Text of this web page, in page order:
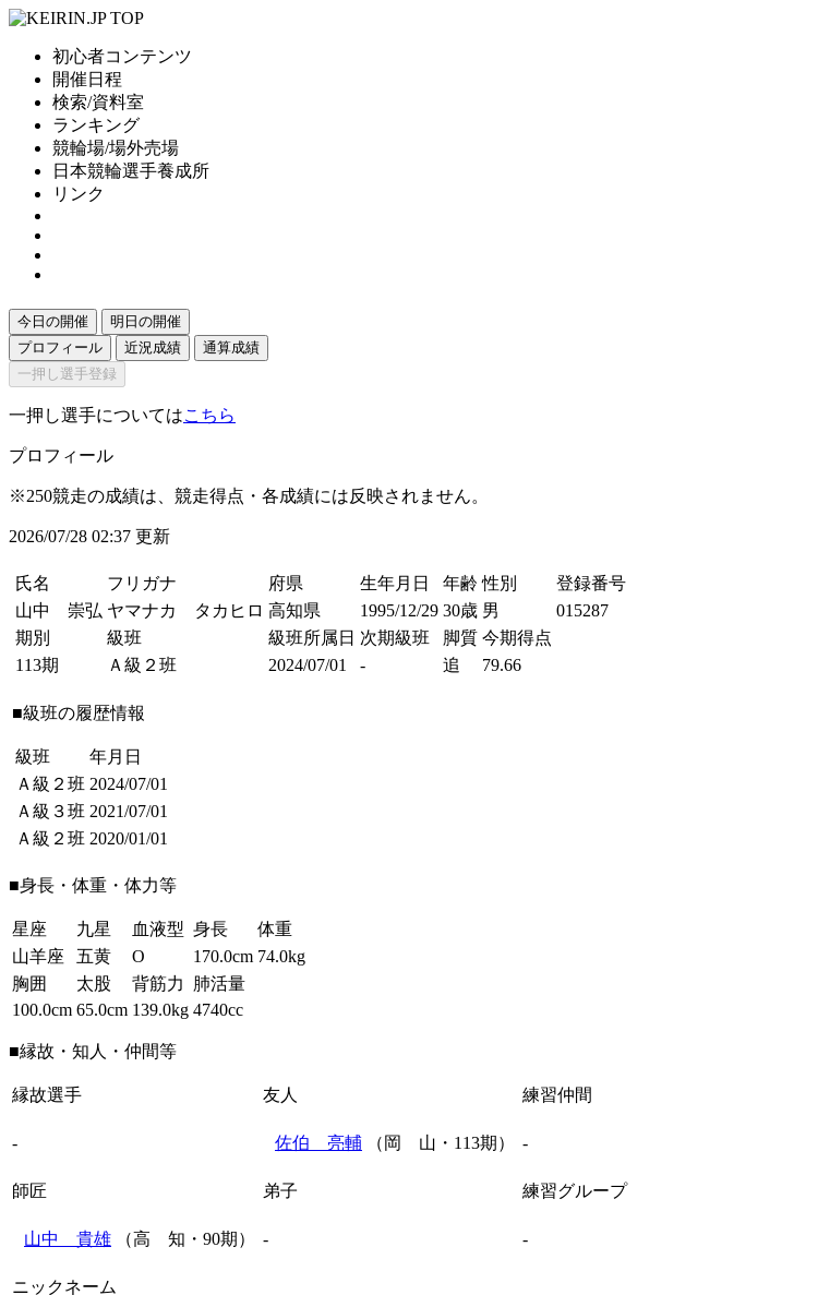
初心者コンテンツ
開催日程
検索/資料室
ランキング
競輪場/場外売場
日本競輪選手養成所
リンク
今日の開催
明日の開催
プロフィール
近況成績
通算成績
一押し選手登録
一押し選手についてはこちら
プロフィール
※250競走の成績は、競走得点・各成績には反映されません。
2026/07/28 02:37 更新
氏名 フリガナ 府県 生年月日 年齢 性別
登録番号
山中 崇弘 ヤマナカ タカヒロ 高知県 1995/12/29 30歳 男
015287
期別
級班 級班所属日 次期級班 脚質 今期得点
113期
Ａ級２班 2024/07/01 - 追 79.66
■級班の履歴情報
級班
年月日
Ａ級２班 2024/07/01
Ａ級３班 2021/07/01
Ａ級２班 2020/01/01
■身長・体重・体力等
星座 九星 血液型 身長
体重
山羊座
五黄 O 170.0cm 74.0kg
胸囲
太股 背筋力
肺活量
100.0cm 65.0cm 139.0kg 4740cc
■縁故・知人・仲間等
縁故選手 友人 練習仲間
- 佐伯 亮輔 （岡 山・113期） -
師匠 弟子 練習グループ
山中 貴雄 （高 知・90期） - -
ニックネーム